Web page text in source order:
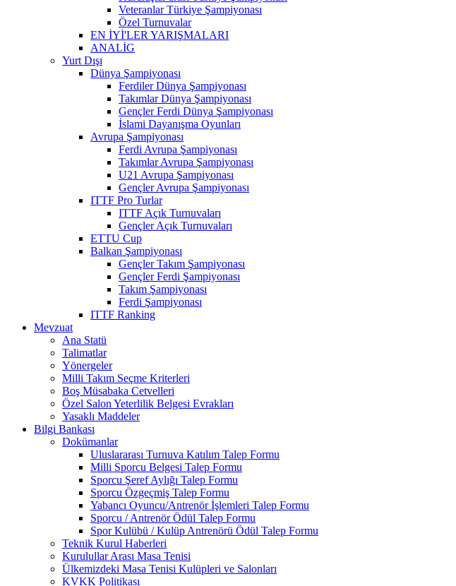
Veteranlar Türkiye Şampiyonası
Özel Turnuvalar
EN İYİ'LER YARIŞMALARI
ANALİG
Yurt Dışı
Dünya Şampiyonası
Ferdiler Dünya Şampiyonası
Takımlar Dünya Şampiyonası
Gençler Ferdi Dünya Şampiyonası
İslami Dayanışma Oyunları
Avrupa Şampiyonası
Ferdi Avrupa Şampiyonası
Takımlar Avrupa Şampiyonası
U21 Avrupa Şampiyonası
Gençler Avrupa Şampiyonası
ITTF Pro Turlar
ITTF Açık Turnuvaları
Gençler Açık Turnuvaları
ETTU Cup
Balkan Şampiyonası
Gençler Takım Şampiyonası
Gençler Ferdi Şampiyonası
Takım Şampiyonası
Ferdi Şampiyonası
ITTF Ranking
Mevzuat
Ana Statü
Talimatlar
Yönergeler
Milli Takım Seçme Kriterleri
Boş Müsabaka Cetvelleri
Özel Salon Yeterlilik Belgesi Evrakları
Yasaklı Maddeler
Bilgi Bankası
Dokümanlar
Uluslararası Turnuva Katılım Talep Formu
Milli Sporcu Belgesi Talep Formu
Sporcu Şeref Aylığı Talep Formu
Sporcu Özgeçmiş Talep Formu
Yabancı Oyuncu/Antrenör İşlemleri Talep Formu
Sporcu / Antrenör Ödül Talep Formu
Spor Kulübü / Kulüp Antrenörü Ödül Talep Formu
Teknik Kurul Haberleri
Kurulullar Arası Masa Tenisi
Ülkemizdeki Masa Tenisi Kulüpleri ve Salonları
KVKK Politikası